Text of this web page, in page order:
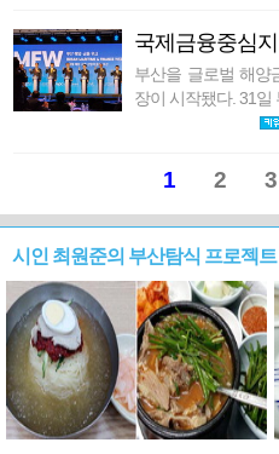
국제금융중심
부산을 글로벌 해양
장이 시작됐다. 31일
1 2 3
시인 최원준의 부산탐식 프로젝트